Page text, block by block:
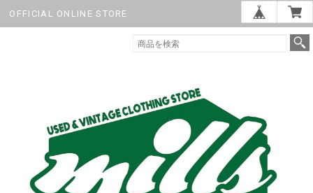
OFFICIAL ONLINE STORE